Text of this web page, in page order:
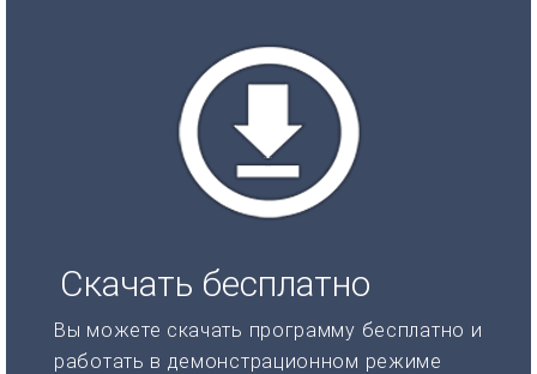
Скачать бесплатно
Вы можете скачать программу бесплатно и
работать в демонстрационном режиме